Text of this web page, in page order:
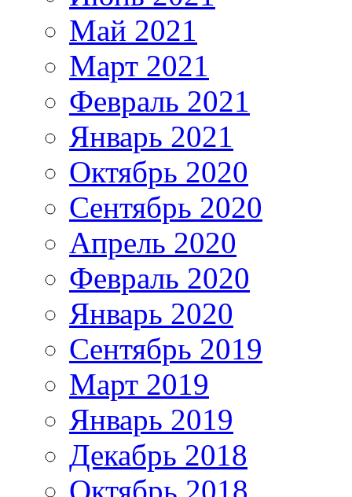
Май 2021
Март 2021
Февраль 2021
Январь 2021
Октябрь 2020
Сентябрь 2020
Апрель 2020
Февраль 2020
Январь 2020
Сентябрь 2019
Март 2019
Январь 2019
Декабрь 2018
Октябрь 2018